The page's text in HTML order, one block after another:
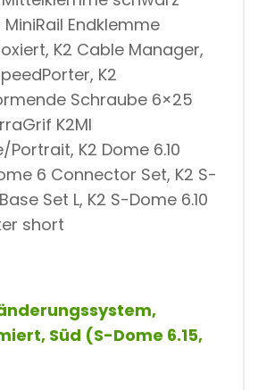
MiniRail Endklemme
K2 Cable Manager,
K2
Schraube 6×25
K2MI
K2 Dome 6.10
6 Connector Set, K2 S-
Set L, K2 S-Dome 6.10
short
Süd (S-Dome 6.15,